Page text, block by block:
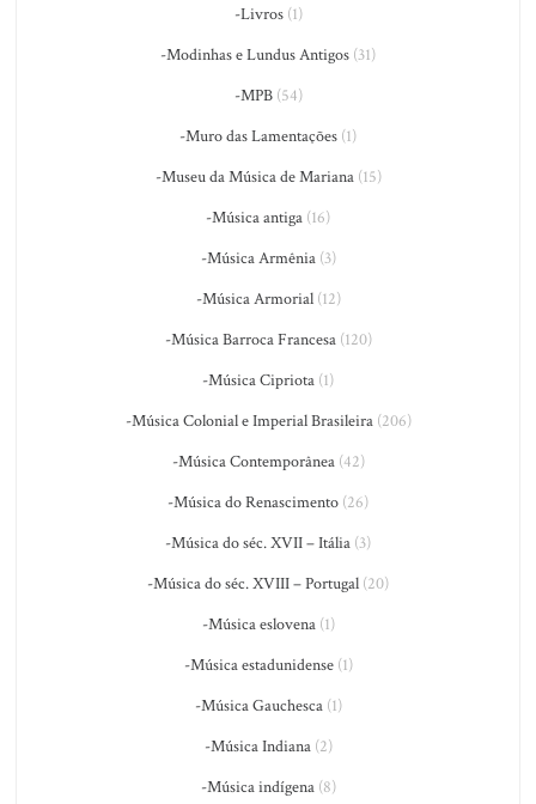
-Livros(1)
-Modinhas e Lundus Antigos (31)
-MPB(54)
-Muro das Lamentações (1)
-Museu da Música de Mariana(15)
-Música antiga (16)
-Música Armênia(3)
-Música Armorial(12)
-Música Barroca Francesa(120)
-Música Cipriota (1)
-Música Colonial e Imperial Brasileira(206)
-Música Contemporânea(42)
-Música do Renascimento (26)
-Música do séc. XVII – Itália (3)
-Música do séc. XVIII – Portugal (20)
-Música eslovena(1)
-Música estadunidense(1)
-Música Gauchesca(1)
-Música Indiana(2)
-Música indígena(8)